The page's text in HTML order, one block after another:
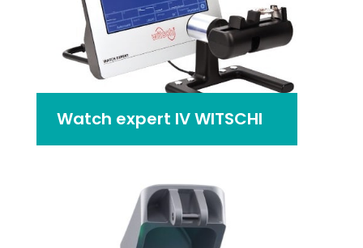
Watch expert IV WITSCHI